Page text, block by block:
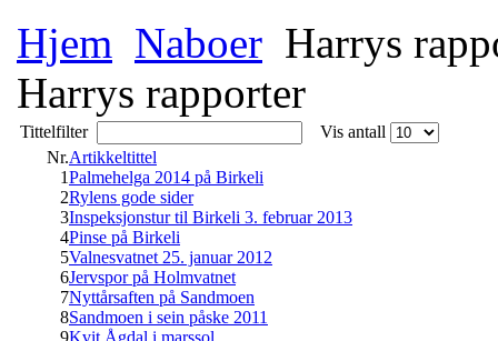
Hjem Naboer Harrys
Harrys rapporter
Tittelfilter
Vis antall
Nr.Artikkeltittel
1Palmehelga 2014 på Birkeli
2Rylens gode sider
3Inspeksjonstur til Birkeli 3. februar 2013
4Pinse på Birkeli
5Valnesvatnet 25. januar 2012
6Jervspor på Holmvatnet
7Nyttårsaften på Sandmoen
8Sandmoen i sein påske 2011
9Kvit Ågdal i marssol